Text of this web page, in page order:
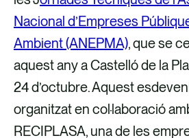
a
r
t
e
i
x
a
r
t
e
i
x
a
r
t
e
i
x
a
r
t
e
i
x
Nacional d’Empreses
Ambient (ANEPMA), que se
aquest any a Castelló de la
24 d’octubre. Aquest
organitzat en col·laboració
RECIPLASA, una de les